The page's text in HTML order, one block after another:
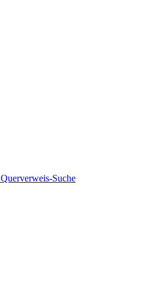
Querverweis-Suche